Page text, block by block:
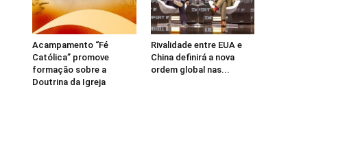
Acampamento “Fé
Católica” promove
formação sobre a
Doutrina da Igreja
Rivalidade entre EUA e
China definirá a nova
ordem global nas...